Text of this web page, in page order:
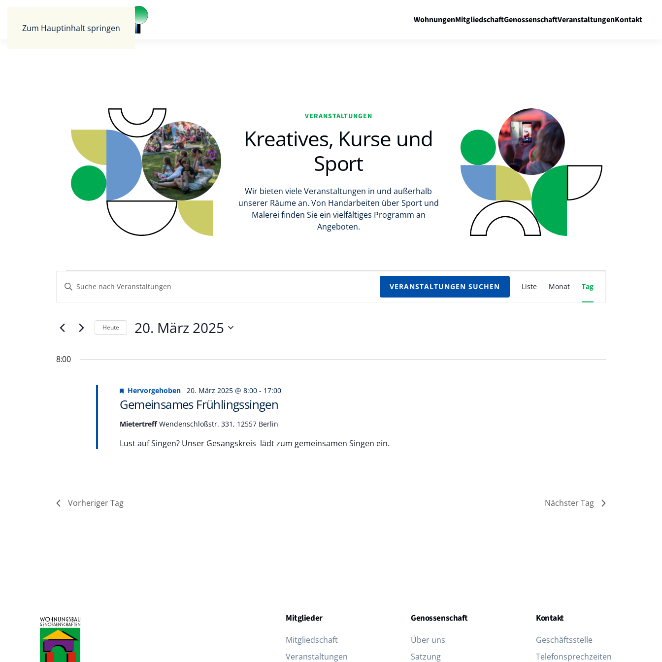
Zum Hauptinhalt springen
WohnungenMitgliedschaftGenossenschaftVeranstaltungenKontakt
VERANSTALTUNGEN
Kreatives, Kurse und
Sport
Wir bieten viele Veranstaltungen in und außerhalb
unserer Räume an. Von Handarbeiten über Sport und
Malerei finden Sie ein vielfältiges Programm an
Angeboten.
Veranstaltungen
für
20.
März
2025
Veranstaltungen
Such-
und
Ansichtennavigation
Geben
Schlüsselwort.
Suche
Veranstaltungen
Schlüsselwort.
VERANSTALTUNGEN SUCHEN
Ansichten-
Liste Monat Tag
Heute 20. März 2025
8:00
Gemeinsames Frühlingssingen
Hervorgehoben 20. März 2025 @ 8:00 - 17:00
MietertreffWendenschloßstr. 331, 12557 Berlin
Lust auf Singen? Unser Gesangskreis lädt zum gemeinsamen Singen ein.
Vorheriger Tag Nächster Tag
Mitglieder
Mitgliedschaft
Veranstaltungen
Genossenschaft
Über uns
Satzung
Kontakt
Geschäftsstelle
Telefon­sprechzeiten